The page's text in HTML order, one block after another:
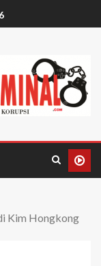
Kim Hongkong